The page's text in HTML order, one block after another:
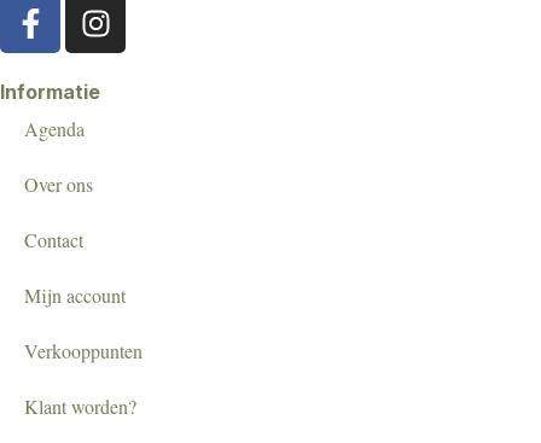
Informatie
Agenda
Over ons
Contact
Mijn account
Verkooppunten
Klant worden?